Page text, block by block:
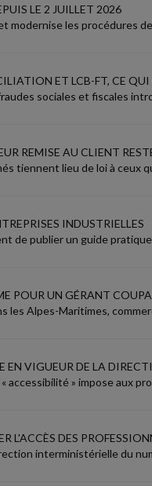
LE 2 JUILLET 2026
modernise les procédures
ET LCB-FT, CE QUI
sociales et fiscales
REMISE AU CLIENT
tiennent lieu de loi à ceux
INDUSTRIELLES
de publier un guide
POUR UN GÉRANT
Alpes-Maritimes,
EN VIGUEUR DE LA
accessibilité » impose aux
L'ACCÈS DES
interministérielle du